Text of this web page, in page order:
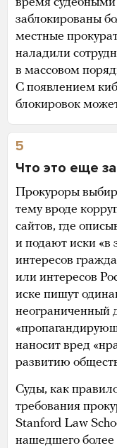
заблокированы
местные
наладили
в массовом
С появлением
блокировок
5
Что это еще
Прокуроры
тему вроде
сайтов, где
и подают иски «в
интересов
или интересов
иске пишут
неограниченный
наносит вред
развитию
Суды, как
требования
Stanford Law
нашедшего